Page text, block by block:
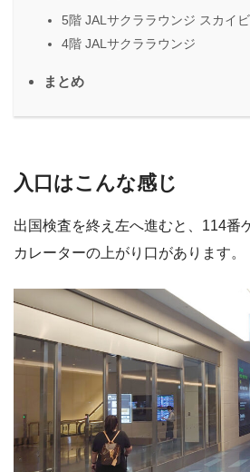
5階 JALサクララウンジ スカイ
4階 JALサクララウンジ
まとめ
入口はこんな感じ
出国検査を終え左へ進むと、114番
カレーターの上がり口があります。